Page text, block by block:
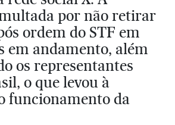
por não retirar
ordem do STF em
em andamento, além
os representantes
o que levou à
funcionamento da